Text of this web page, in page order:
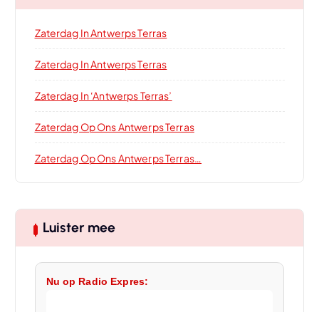
Zaterdag In Antwerps Terras
Zaterdag In Antwerps Terras
Zaterdag In ‘Antwerps Terras’
Zaterdag Op Ons Antwerps Terras
Zaterdag Op Ons Antwerps Terras…
Luister mee
Nu op Radio Expres: